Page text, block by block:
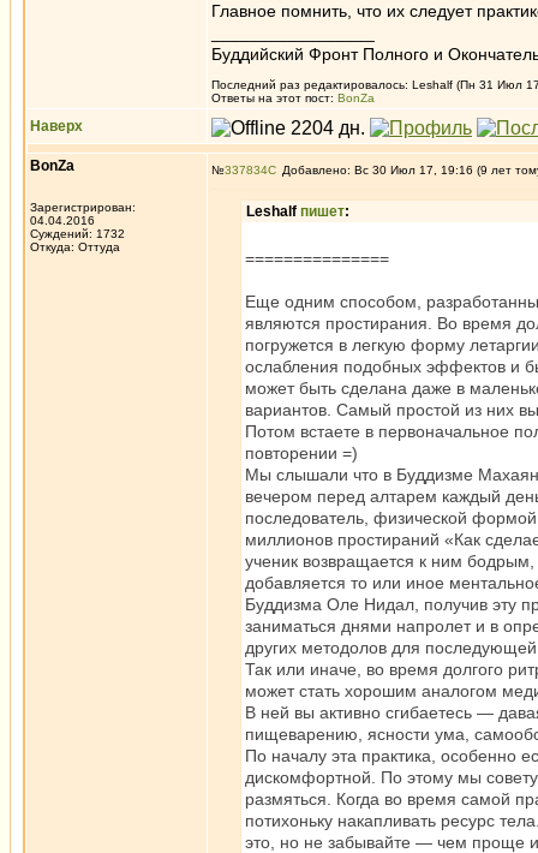
Главное помнить, что их следует
Буддийский Фронт Полного и
Последний раз редактировалось: Leshalf (Пн 31 Июл
Ответы на этот пост: BonZa
Наверх
BonZa
Зарегистрирован:
04.04.2016
Суждений: 1732
Откуда: Oттyдa
№337834 Добавлено: Вс 30 Июл 17, 19:16 (9 лет
Leshalf пишет:
===============
Еще одним способом,
являются простирания. Во время
погружется в легкую форму
ослабления подобных эффектов и
может быть сделана даже в
вариантов. Самый простой из них
Потом встаете в первоначальное
повторении =)
Мы слышали что в Буддизме
вечером перед алтарем каждый
последователь, физической
миллионов простираний «Как
ученик возвращается к ним
добавляется то или иное
Буддизма Оле Нидал, получив эту
заниматься днями напролет и в
других методолов для
Так или иначе, во время долгого
может стать хорошим аналогом
В ней вы активно сгибаетесь —
пищеварению, ясности ума,
По началу эта практика, особенно
дискомфортной. По этому мы
размяться. Когда во время самой
потихоньку накапливать ресурс
это, но не забывайте — чем проще и